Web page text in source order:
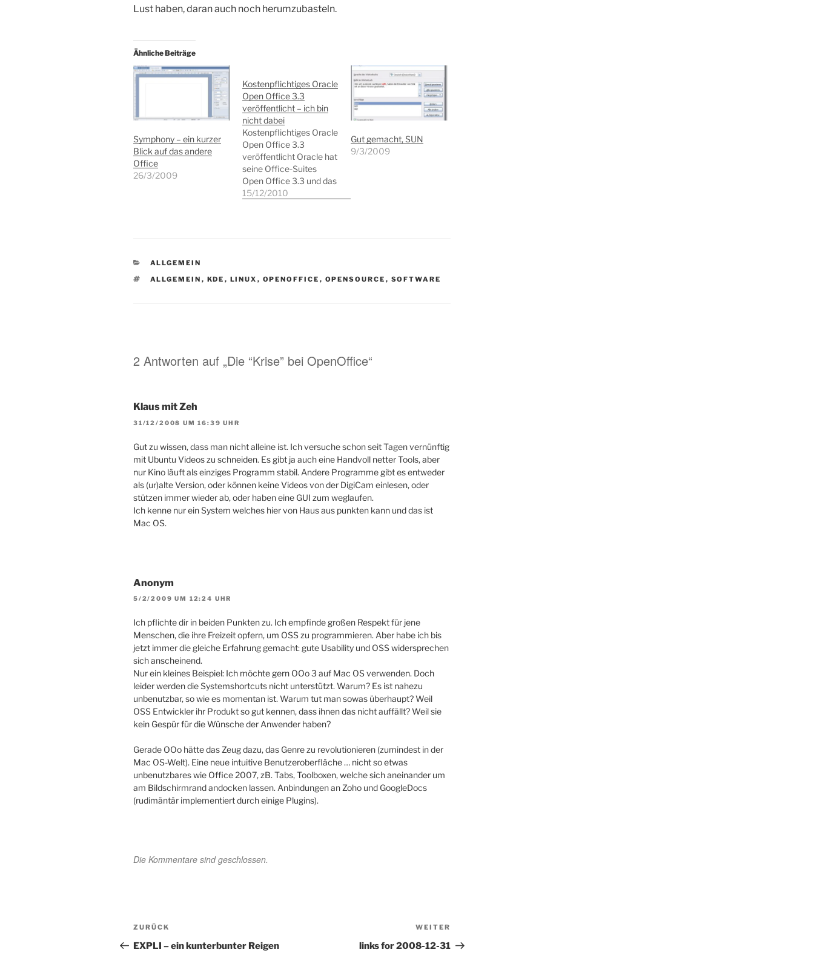
Lust haben, daran auch noch herumzubasteln.
Ähnliche Beiträge
Symphony – ein kurzer
Blick auf das andere
Office
26/3/2009
Kostenpflichtiges Oracle
Open Office 3.3
veröffentlicht – ich bin
nicht dabei
Kostenpflichtiges Oracle
Open Office 3.3
veröffentlicht Oracle hat
seine Office-Suites
Open Office 3.3 und das
webbasierte Oracle
die freie Version der
15/12/2010
Gut gemacht, SUN
9/3/2009
KATEGORIEN
ALLGEMEIN
SCHLAGWÖRTER
ALLGEMEIN , KDE , LINUX , OPENOFFICE , OPENSOURCE , SOFTWARE
2 Antworten auf „Die “Krise” bei OpenOffice“
Klaus mit Zeh
31/12/2008 UM 16:39 UHR
Gut zu wissen, dass man nicht alleine ist. Ich versuche schon seit Tagen vernünftig
mit Ubuntu Videos zu schneiden. Es gibt ja auch eine Handvoll netter Tools, aber
nur Kino läuft als einziges Programm stabil. Andere Programme gibt es entweder
als (ur)alte Version, oder können keine Videos von der DigiCam einlesen, oder
stützen immer wieder ab, oder haben eine GUI zum weglaufen.
Ich kenne nur ein System welches hier von Haus aus punkten kann und das ist
Mac OS.
Anonym
5/2/2009 UM 12:24 UHR
Ich pflichte dir in beiden Punkten zu. Ich empfinde großen Respekt für jene
Menschen, die ihre Freizeit opfern, um OSS zu programmieren. Aber habe ich bis
jetzt immer die gleiche Erfahrung gemacht: gute Usability und OSS widersprechen
sich anscheinend.
Nur ein kleines Beispiel: Ich möchte gern OOo 3 auf Mac OS verwenden. Doch
leider werden die Systemshortcuts nicht unterstützt. Warum? Es ist nahezu
unbenutzbar, so wie es momentan ist. Warum tut man sowas überhaupt? Weil
OSS Entwickler ihr Produkt so gut kennen, dass ihnen das nicht auffällt? Weil sie
kein Gespür für die Wünsche der Anwender haben?
Gerade OOo hätte das Zeug dazu, das Genre zu revolutionieren (zumindest in der
Mac OS-Welt). Eine neue intuitive Benutzeroberfläche … nicht so etwas
unbenutzbares wie Office 2007, zB. Tabs, Toolboxen, welche sich aneinander um
am Bildschirmrand andocken lassen. Anbindungen an Zoho und GoogleDocs
(rudimäntär implementiert durch einige Plugins).
Die Kommentare sind geschlossen.
Beitragsnavigation
Vorheriger
Beitrag
ZURÜCK
EXPLI – ein kunterbunter Reigen
Beitrag
WEITER
links for 2008-12-31